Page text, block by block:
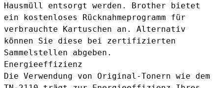
Hausmüll entsorgt werden. Brother bietet
ein kostenloses Rücknahmeprogramm für
verbrauchte Kartuschen an. Alternativ
können Sie diese bei zertifizierten
Sammelstellen abgeben.
Energieeffizienz
Die Verwendung von Original-Tonern wie dem